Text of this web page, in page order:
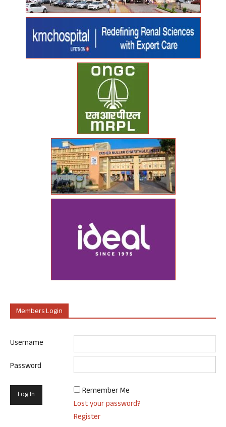
Members Login
Username
Password
Remember Me
Lost your password?
Register